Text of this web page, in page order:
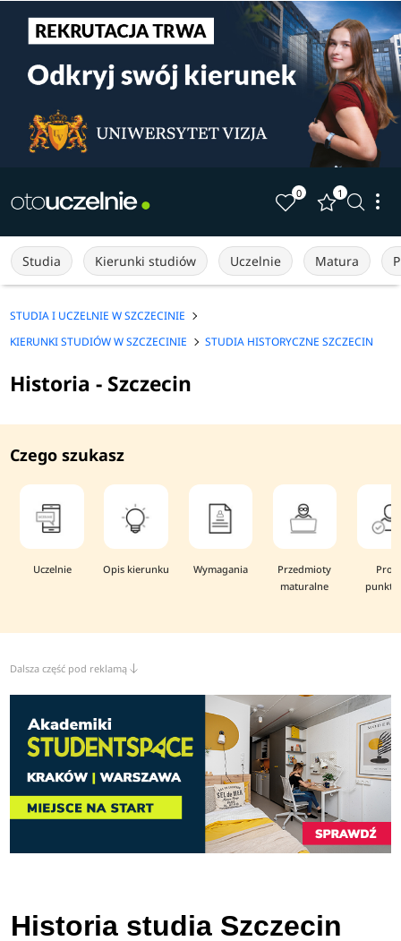
0 1
Studia Kierunki studiów Uczelnie Matura
STUDIA I UCZELNIE W SZCZECINIE
KIERUNKI STUDIÓW W SZCZECINIE
STUDIA HISTORYCZNE SZCZECIN
Historia - Szczecin
Czego szukasz
Uczelnie Opis kierunku Wymagania
Przedmioty
maturalne
Dalsza część pod reklamą
Historia studia Szczecin